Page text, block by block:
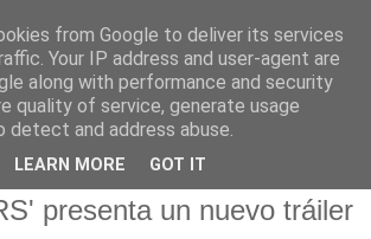
'NINE PERFECT
presenta un nuevo tráiler
from Google to deliver its services
Your IP address and user-agent are
along with performance and security
quality of service, generate usage
and address abuse.
LEARN MORE GOT IT